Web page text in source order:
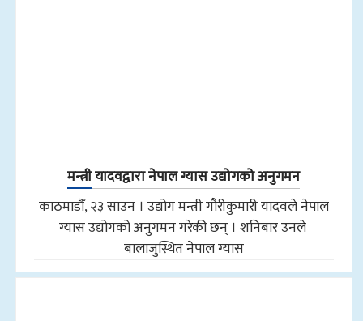
मन्त्री यादवद्वारा नेपाल ग्यास उद्योगको अनुगमन
काठमाडौँ, २३ साउन । उद्योग मन्त्री गौरीकुमारी यादवले नेपाल
ग्यास उद्योगको अनुगमन गरेकी छन् । शनिबार उनले
बालाजुस्थित नेपाल ग्यास